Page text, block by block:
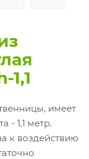
1,1
имеет
- 1,1 метр.
к воздействию